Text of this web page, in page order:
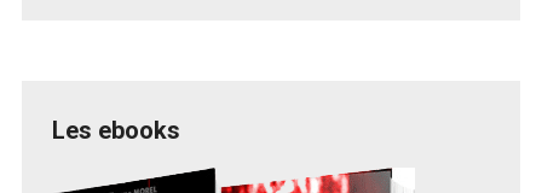
Les ebooks